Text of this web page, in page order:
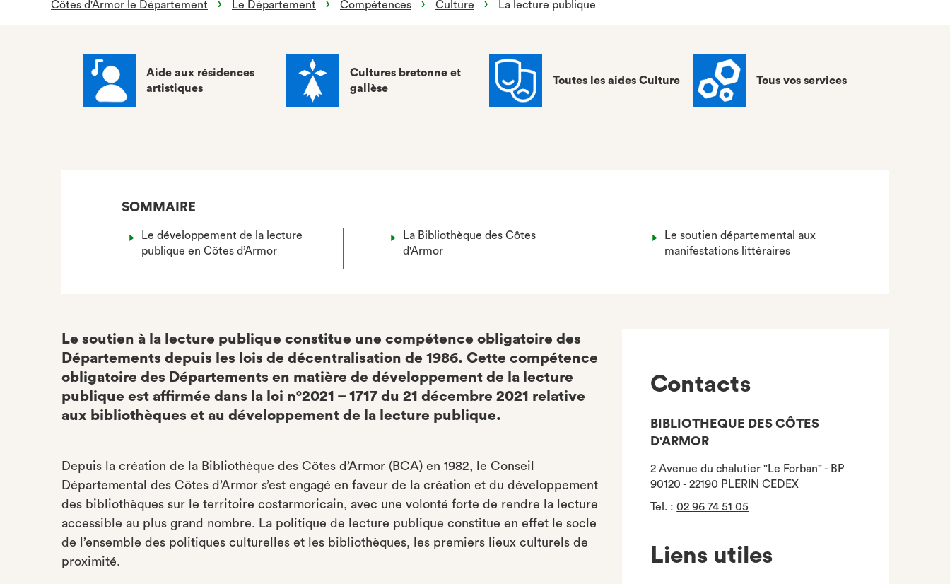
Côtes d'Armor le Département Le Département Compétences Culture La lecture publique
Aide aux résidences
artistiques
Cultures bretonne et
gallèse
Toutes les aides Culture Tous vos services
SOMMAIRE
Le développement de la lecture
publique en Côtes d’Armor
La Bibliothèque des Côtes
d'Armor
Le soutien départemental aux
manifestations littéraires
Le soutien à la lecture publique constitue une compétence obligatoire des
Départements depuis les lois de décentralisation de 1986. Cette compétence
obligatoire des Départements en matière de développement de la lecture
publique est affirmée dans la loi n°2021 – 1717 du 21 décembre 2021 relative
aux bibliothèques et au développement de la lecture publique.
Depuis la création de la Bibliothèque des Côtes d’Armor (BCA) en 1982, le Conseil
Départemental des Côtes d’Armor s’est engagé en faveur de la création et du développement
des bibliothèques sur le territoire costarmoricain, avec une volonté forte de rendre la lecture
accessible au plus grand nombre. La politique de lecture publique constitue en effet le socle
de l’ensemble des politiques culturelles et les bibliothèques, les premiers lieux culturels de
proximité.
Contacts
BIBLIOTHEQUE DES CÔTES
D'ARMOR
2 Avenue du chalutier "Le Forban" - BP
90120 - 22190 PLERIN CEDEX
Tel. :02 96 74 51 05
Liens utiles